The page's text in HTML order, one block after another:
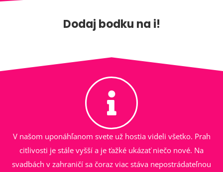
Dodaj bodku na i!
V našom uponáhľanom svete už hostia videli všetko. Prah
citlivosti je stále vyšší a je ťažké ukázať niečo nové. Na
svadbách v zahraničí sa čoraz viac stáva nepostrádateľnou